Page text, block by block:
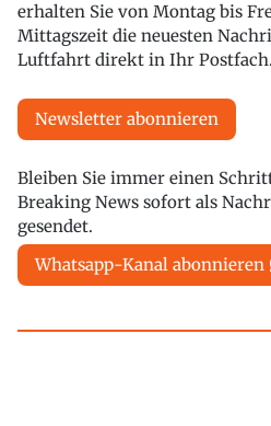
erhalten Sie von Montag bis
Mittagszeit die neuesten
Luftfahrt direkt in Ihr
Newsletter abonnieren
Bleiben Sie immer einen
Breaking News sofort als
gesendet.
Whatsapp-Kanal abonnieren